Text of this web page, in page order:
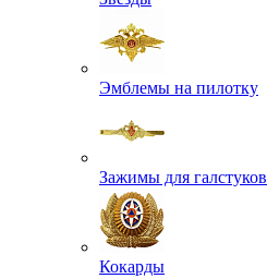
Эмблемы на пилотку
Зажимы для галстуков
Кокарды